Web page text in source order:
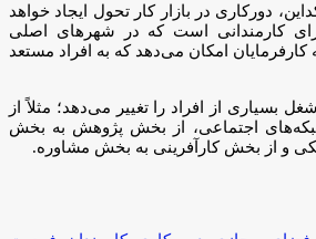
دورکاری در بازار کار تحول ایجاد خواهد
کارمندانی است که در شهرهای اصلی
کارفرمایان امکان می‌دهد که به افراد مستعد
بسیاری از افراد را تغییر می‌دهد؛ مثلاً از
اجتماعی، از بخش پژوهش به بخش
و از بخش کارآفرینی به بخش مشاوره.